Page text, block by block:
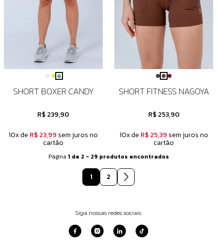
SHORT BOXER CANDY
R$ 239,90
10x de R$ 23,99 sem juros no
cartão
SHORT FITNESS NAGOYA
R$ 253,90
10x de R$ 25,39 sem juros no
cartão
Página 1 de 2 - 29 produtos encontrados
1 2
Siga nossas redes sociais: